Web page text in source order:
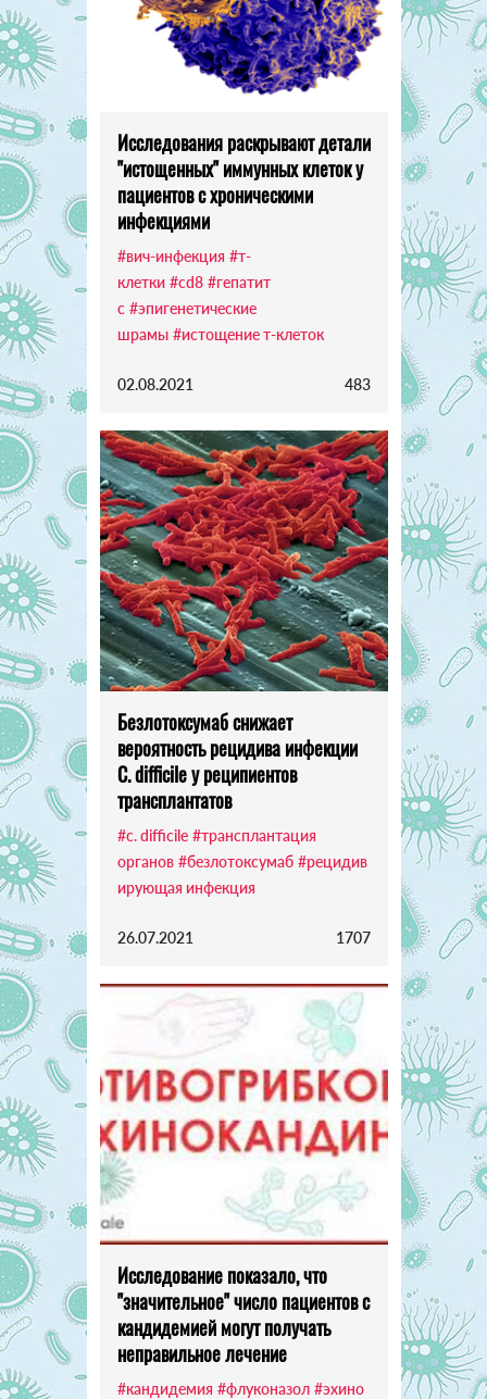
Исследования раскрывают детали
"истощенных" иммунных клеток у
пациентов с хроническими
инфекциями
#вич-инфекция #т-
клетки #cd8 #гепатит
с #эпигенетические
шрамы #истощение т-клеток
02.08.2021 483
Безлотоксумаб снижает
вероятность рецидива инфекции
C. difficile у реципиентов
трансплантатов
#c. difficile #трансплантация
органов #безлотоксумаб #рецидив
ирующая инфекция
26.07.2021 1707
Исследование показало, что
"значительное" число пациентов с
кандидемией могут получать
неправильное лечение
#кандидемия #флуконазол #эхино